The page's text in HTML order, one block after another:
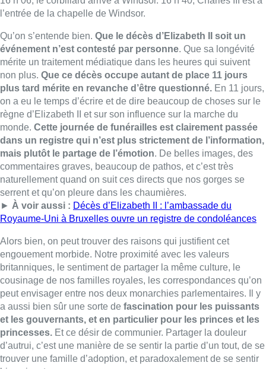
commentaires graves, beaucoup de pathos, et c’est très
naturellement quand on suit ces directs que nos gorges se
serrent et qu’on pleure dans les chaumières.
►À voir aussi :Décès d’Elizabeth II : l’ambassade du
Royaume-Uni à Bruxelles ouvre un registre de condoléances
Alors bien, on peut trouver des raisons qui justifient cet
engouement morbide.Notre proximité avec les valeurs
britanniques, le sentiment de partager la même culture, le
cousinage de nos familles royales, les correspondances qu’on
peut envisager entre nos deux monarchies parlementaires. Il y
a aussi bien sûr une sorte defascination pour les puissants
et les gouvernants, et en particulier pour les princes et les
princesses. Et ce désir de communier.Partager la douleur
d’autrui, c’est une manière de se sentir la partie d’un tout, de se
trouver une famille d’adoption, et paradoxalement de se sentir
bien vivant.
►À voir aussi :Retour sur les visites historiques de la Reine
Elizabeth II à Bruxelles
Malgré tout cela, il y a quand une question un peu iconoclaste
qu’on a envie de poser aujourd’hui.Une question
rationnelle. Celle de la pluralité des médias.À quoi sert-il
donc d’avoir tous ces journaux, tous ces sites internet, toutes
ces télévisions si c’est pour que tout le monde nous serve un
programme unique….Si on n’était pas un accro de la
monarchie britannique aujourd’hui, on ne pouvait que s’étonner
du manque de diversité.